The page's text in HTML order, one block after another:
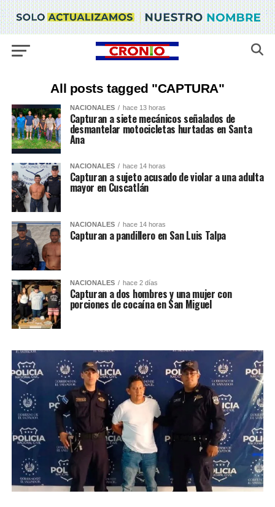
All posts tagged "CAPTURA"
NACIONALES hace 13 horas
Capturan a siete mecánicos señalados de
desmantelar motocicletas hurtadas en Santa
Ana
NACIONALES hace 14 horas
Capturan a sujeto acusado de violar a una adulta
mayor en Cuscatlán
NACIONALES hace 14 horas
Capturan a pandillero en San Luis Talpa
NACIONALES hace 2 días
Capturan a dos hombres y una mujer con
porciones de cocaína en San Miguel